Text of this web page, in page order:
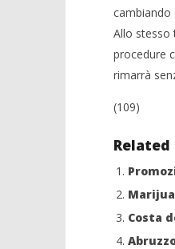
cambiando
Allo stesso
procedure
rimarrà
(109)
Related
Costa